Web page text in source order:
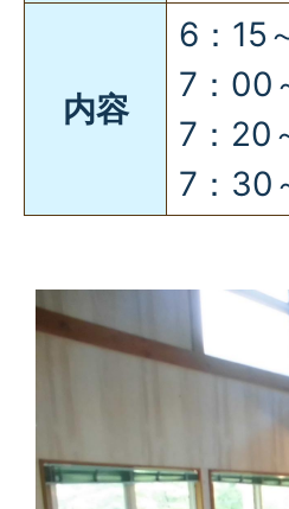
内容
6：15
7：00
7：20
7：30